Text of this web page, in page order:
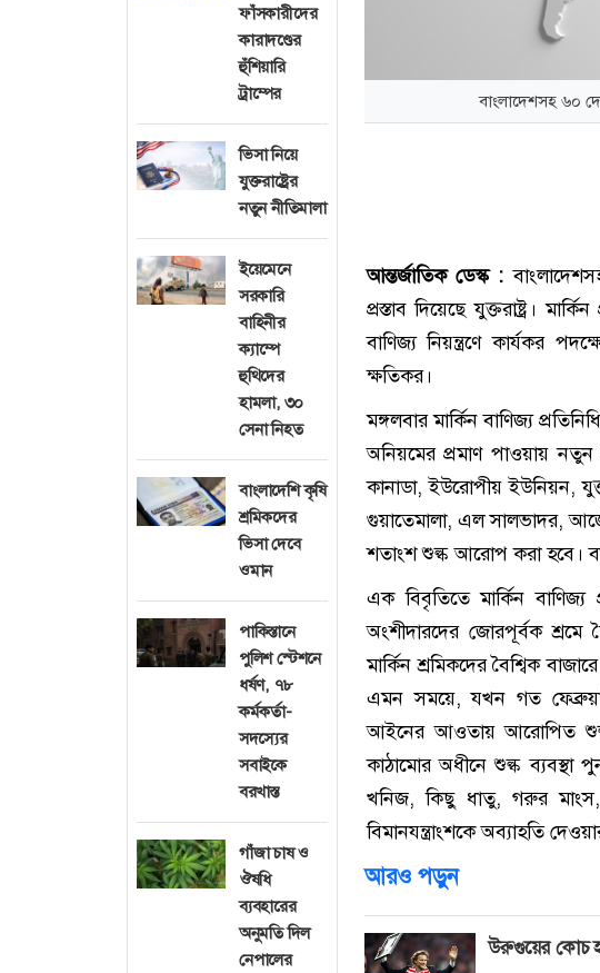
ফাঁসকারীদের
কারাদণ্ডের
হুঁশিয়ারি
ট্রাম্পের
ভিসা নিয়ে
যুক্তরাষ্ট্রের
নতুন নীতিমালা
ইয়েমেনে
সরকারি
বাহিনীর
ক্যাম্পে
হুথিদের
হামলা, ৩০
সেনা নিহত
বাংলাদেশি কৃষি
শ্রমিকদের
ভিসা দেবে
ওমান
পাকিস্তানে
পুলিশ স্টেশনে
ধর্ষণ, ৭৮
কর্মকর্তা-
সদস্যের
সবাইকে
বরখাস্ত
গাঁজা চাষ ও
ঔষধি
ব্যবহারের
অনুমতি দিল
নেপালের
বাংলাদেশসহ ৬০
আন্তর্জাতিক ডেস্ক :
প্রস্তাব দিয়েছে যুক্তরাষ্ট্র।
বাণিজ্য নিয়ন্ত্রণে কার্যকর
ক্ষতিকর।
মঙ্গলবার মার্কিন বাণিজ্য
অনিয়মের প্রমাণ পাওয়ায় নতুন
কানাডা, ইউরোপীয় ইউনিয়ন,
গুয়াতেমালা, এল সালভাদর,
শতাংশ শুল্ক আরোপ করা হবে।
এক বিবৃতিতে মার্কিন বাণিজ্য
অংশীদারদের জোরপূর্বক শ্রমে
মার্কিন শ্রমিকদের বৈশ্বিক
এমন সময়ে, যখন গত
আইনের আওতায় আরোপিত
কাঠামোর অধীনে শুল্ক ব্যবস্থা
খনিজ, কিছু ধাতু, গরুর
বিমানযন্ত্রাংশকে অব্যাহতি
আরও পড়ুন
উরুগুয়ের কোচ